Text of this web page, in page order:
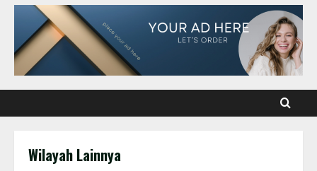
Wilayah Lainnya